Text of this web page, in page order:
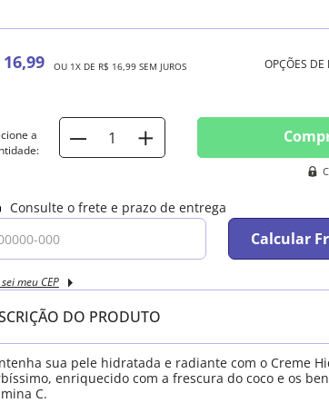
16,99 OU 1X DE R$ 16,99SEM JUROS OPÇÕES DE
Consulte o frete e prazo de entrega
Calcular
meu CEP
DO PRODUTO
sua pele hidratada e radiante com o Creme
enriquecido com a frescura do coco e os
C.